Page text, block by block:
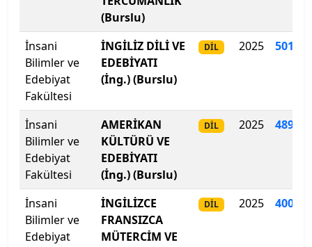
Kilis 7 Aralık Üniversitesi
Kocaeli Sağlık ve Teknoloji Üniversitesi
Kocaeli Üniversitesi
Koç Üniversitesi
Konya Gıda ve Tarım Üniversitesi
Konya Teknik Üniversitesi
KTO Karatay Üniversitesi
(Burslu)
İnsani
Bilimler ve
Edebiyat
Fakültesi
İNGİLİZ DİLİ VE
EDEBİYATI
(İng.) (Burslu)
DİL 2025
İnsani
Bilimler ve
Edebiyat
Fakültesi
AMERİKAN
KÜLTÜRÜ VE
EDEBİYATI
(İng.) (Burslu)
DİL 2025
İnsani
Bilimler ve
Edebiyat
İNGİLİZCE
FRANSIZCA
MÜTERCİM VE
DİL 2025